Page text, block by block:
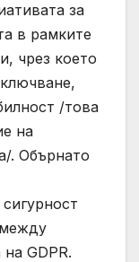
за
в рамките
чрез което
/това
на
. Обърнато
GDPR.